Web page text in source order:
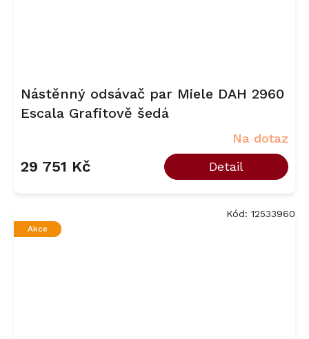
Nástěnný odsávač par Miele DAH 2960
Escala Grafitově šedá
Na dotaz
29 751 Kč Detail
Akce
Kód: 12533960